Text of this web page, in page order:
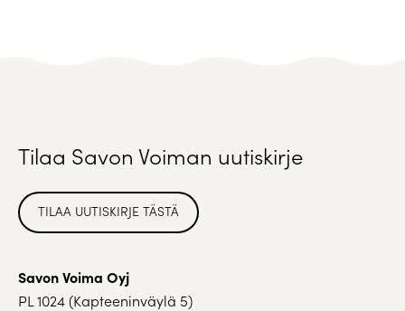
Tilaa Savon Voiman uutiskirje
TILAA UUTISKIRJE TÄSTÄ
Savon Voima Oyj
PL 1024 (Kapteeninväylä 5)